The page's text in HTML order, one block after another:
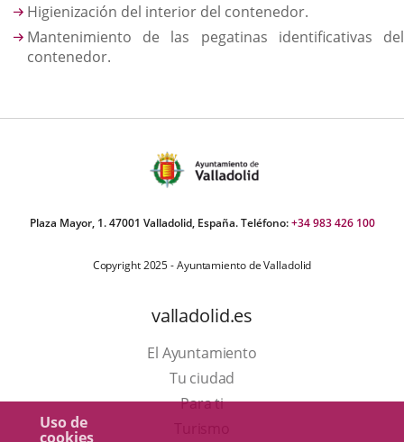
Uso de
cookies
Higienización del interior del contenedor.
Mantenimiento de las pegatinas identificativas del
contenedor.
Plaza Mayor, 1. 47001 Valladolid, España. Teléfono:+34 983 426 100
Copyright 2025 - Ayuntamiento de Valladolid
valladolid.es
El Ayuntamiento
Tu ciudad
Para ti